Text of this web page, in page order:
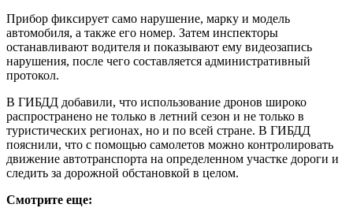
Прибор фиксирует само нарушение, марку и модель
автомобиля, а также его номер. Затем инспекторы
останавливают водителя и показывают ему видеозапись
нарушения, после чего составляется административный
протокол.
В ГИБДД добавили, что использование дронов широко
распространено не только в летний сезон и не только в
туристических регионах, но и по всей стране. В ГИБДД
пояснили, что с помощью самолетов можно контролировать
движение автотранспорта на определенном участке дороги и
следить за дорожной обстановкой в ​​целом.
Смотрите еще: